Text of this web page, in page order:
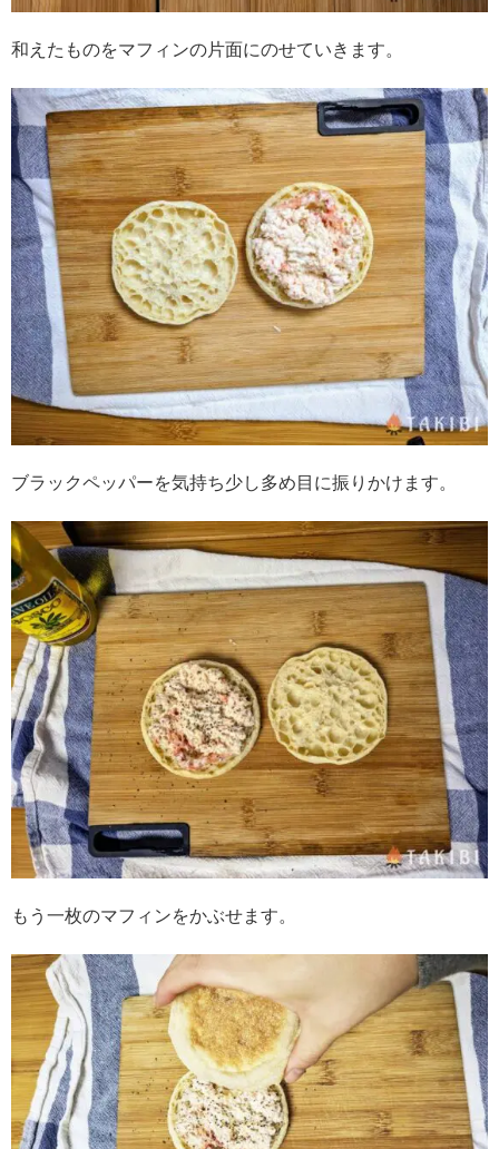
和えたものをマフィンの片面にのせていきます。
ブラックペッパーを気持ち少し多め目に振りかけます。
もう一枚のマフィンをかぶせます。